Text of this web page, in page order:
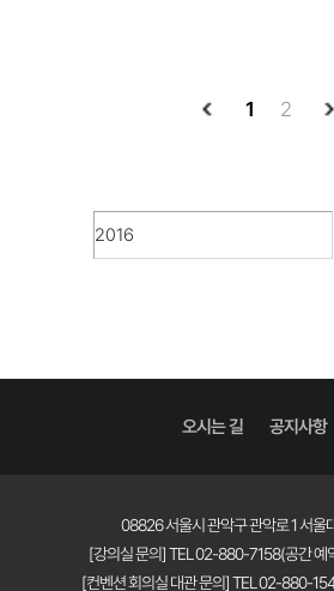
1 2
오시는 길 공지사항
08826 서울시 관악구 관악로 1 서
[강의실 문의] TEL 02-880-7158(공간 예
[컨벤션 회의실 대관 문의] TEL 02-880-